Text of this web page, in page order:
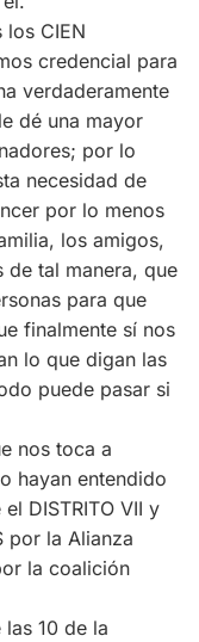
CIEN
credencial para
verdaderamente
dé una mayor
por lo
necesidad de
por lo menos
los amigos,
de tal manera, que
para que
finalmente sí nos
lo que digan las
puede pasar si
nos toca a
hayan entendido
DISTRITO VII y
por la Alianza
la coalición
10 de la